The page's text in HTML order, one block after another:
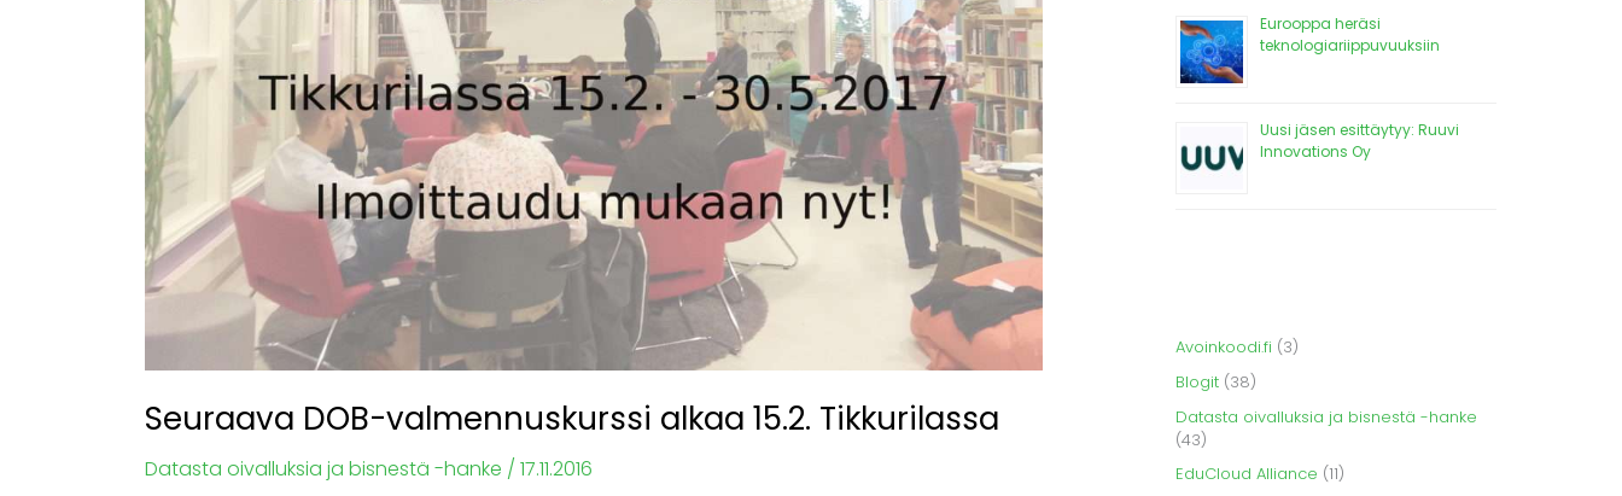
Seuraava DOB-valmennuskurssi alkaa 15.2. Tikkurilassa
Datasta oivalluksia ja bisnestä -hanke / 17.11.2016
Eurooppa heräsi
teknologiariippuvuuksiin
Uusi jäsen esittäytyy: Ruuvi
Innovations Oy
Avoinkoodi.fi (3)
Blogit (38)
Datasta oivalluksia ja bisnestä -hanke
(43)
EduCloud Alliance (11)